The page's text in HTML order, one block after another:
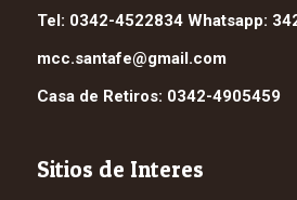
Tel: 0342-4522834 Whatsapp:
mcc.santafe@gmail.com
Casa de Retiros: 0342-4905459
Sitios de Interes